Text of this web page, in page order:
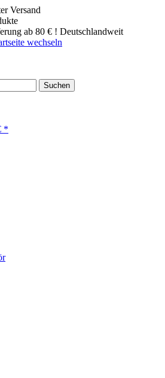
Versand
ab 80 € ! Deutschlandweit
Suchen
*